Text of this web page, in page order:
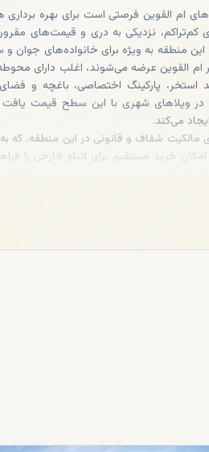
ام القوین فرصتی است برای بهره‌
نزدیکی به دری و قیمت‌های
منطقه به‌ ویژه برای خانواده‌های جوان
ام القوین عرضه می‌شوند، اغلب دارای
استخر، پارکینگ اختصاصی، باغچه و
در ویلاهای شهری با این سطح قیمت
می‌کند.
شفاف و قانونی در این منطقه، که
خرید مستقیم برای اتباع خارجی را
اطلاعات لحظه‌ای بازار را ارائه می‌دهد
آگاهانه بگیرید.
در ام القوین چقدر